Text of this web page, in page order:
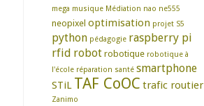
mega musique Médiation nao ne555
neopixel optimisation projet S5
python pédagogie raspberry pi
rfid robot robotique robotique à
l'école réparation santé smartphone
STiL TAF CoOC trafic routier
Zanimo